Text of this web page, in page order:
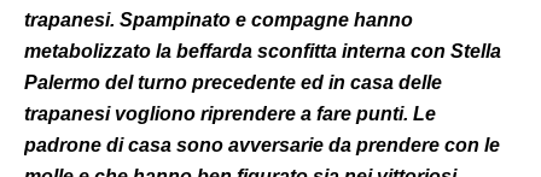
trapanesi. Spampinato e compagne hanno
metabolizzato la beffarda sconfitta interna con Stella
Palermo del turno precedente ed in casa delle
trapanesi vogliono riprendere a fare punti. Le
padrone di casa sono avversarie da prendere con le